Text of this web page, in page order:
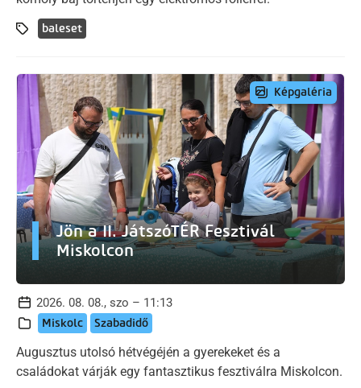
baleset
Képgaléria
Jön a II. JátszóTÉR Fesztivál
Miskolcon
2026. 08. 08., szo – 11:13
Miskolc Szabadidő
Augusztus utolsó hétvégéjén a gyerekeket és a
családokat várják egy fantasztikus fesztiválra Miskolcon.